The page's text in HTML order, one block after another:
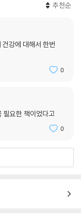
중에서
법」 중에서
. 진료의 기본이 되는 진
년대에 의료보험을
정되었음에도 이후 정
각종 검사와 신약에 대
라 의약산업 자체가 자
망의 부재가 ‘나 하나 아
러한 제도적·사회적 왜
의료 붕괴 등 오늘날 맞
추천순
강에 대해서 한번
0
필요한 책이었다고
0